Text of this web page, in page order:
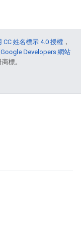
CC 姓名標示 4.0 授權 ，
Google Developers 網站
標。